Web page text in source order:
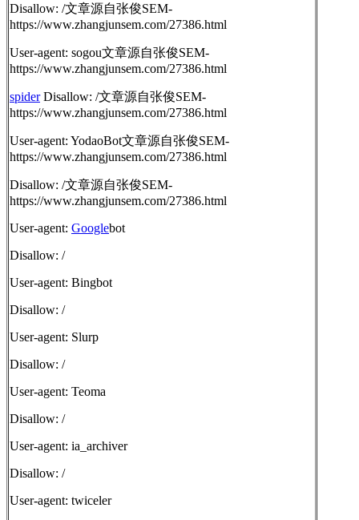
Disallow: /文章源自张俊SEM-
https://www.zhangjunsem.com/27386.html
User-agent: sogou文章源自张俊SEM-
https://www.zhangjunsem.com/27386.html
spiderDisallow: /文章源自张俊SEM-
https://www.zhangjunsem.com/27386.html
User-agent: YodaoBot文章源自张俊SEM-
https://www.zhangjunsem.com/27386.html
Disallow: /文章源自张俊SEM-
https://www.zhangjunsem.com/27386.html
User-agent: Googlebot
Disallow: /
User-agent: Bingbot
Disallow: /
User-agent: Slurp
Disallow: /
User-agent: Teoma
Disallow: /
User-agent: ia_archiver
Disallow: /
User-agent: twiceler